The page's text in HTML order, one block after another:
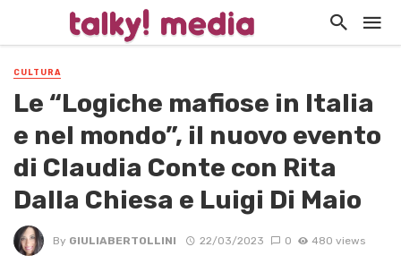
CULTURA
Le “Logiche mafiose in Italia
e nel mondo”, il nuovo evento
di Claudia Conte con Rita
Dalla Chiesa e Luigi Di Maio
By GIULIABERTOLLINI 22/03/2023 0 480 views